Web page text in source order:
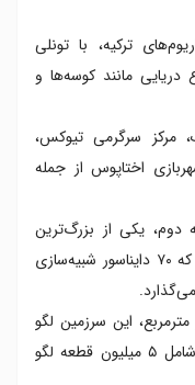
ترکیه، با تونلی
متنوع دریایی مانند کوسه‌ها و
مرکز سرگرمی تیوکس،
اختاپوس از جمله
دوم، یکی از بزرگ‌ترین
پارک‌های موضوعی دایناسور در ترکیه است که ۷۰ دایناسور شبیه‌سازی
با وسعت ۳هزار مترمربع، این سرزمین لگو
برای کودکان ۳ تا ۱۰ سال طراحی شده و شامل ۵ میلیون قطعه لگو